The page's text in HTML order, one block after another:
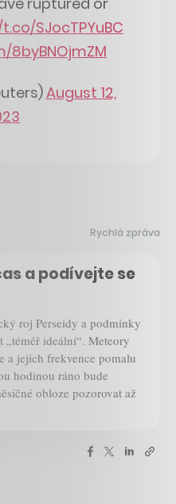
SJocTPYuBC
August 12,
Rychlá zpráva
a podívejte se
roj Perseidy a podmínky
ideální“. Meteory
a jejich frekvence pomalu
hodinou ráno bude
obloze pozorovat až